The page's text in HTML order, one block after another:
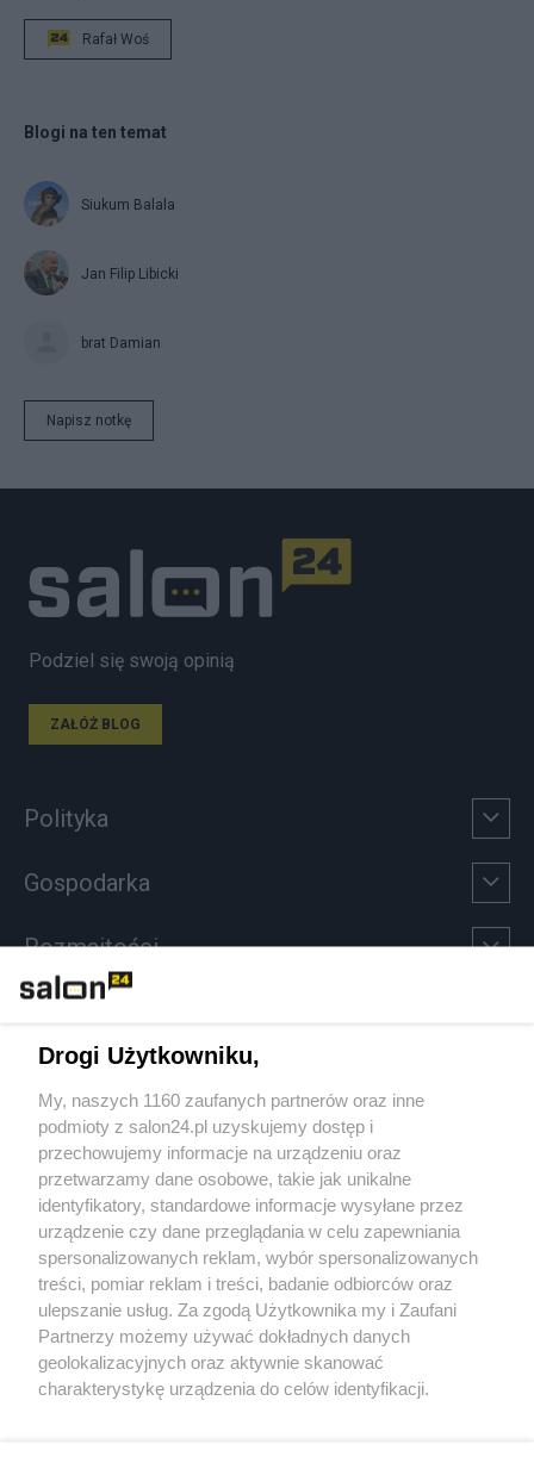
Rafał Woś
Blogi na ten temat
Siukum Balala
Jan Filip Libicki
brat Damian
Napisz notkę
Podziel się swoją opinią
ZAŁÓŻ BLOG
Polityka
Gospodarka
Rozmaitości
Sport
Społeczeństwo
Kultura
X Facebook Instagram Youtube
Drogi Użytkowniku,
My, naszych 1160 zaufanych partnerów oraz inne
podmioty z salon24.pl uzyskujemy dostęp i
przechowujemy informacje na urządzeniu oraz
przetwarzamy dane osobowe, takie jak unikalne
identyfikatory, standardowe informacje wysyłane przez
urządzenie czy dane przeglądania w celu zapewniania
spersonalizowanych reklam, wybór spersonalizowanych
treści, pomiar reklam i treści, badanie odbiorców oraz
ulepszanie usług. Za zgodą Użytkownika my i Zaufani
Partnerzy możemy używać dokładnych danych
geolokalizacyjnych oraz aktywnie skanować
charakterystykę urządzenia do celów identyfikacji.